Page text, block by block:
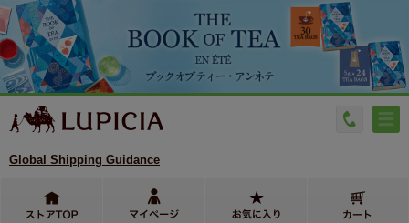
Global Shipping Guidance